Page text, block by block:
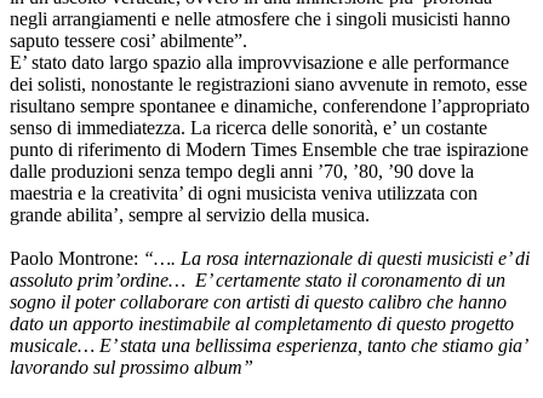
negli arrangiamenti e nelle atmosfere che i singoli musicisti hanno
saputo tessere cosi’ abilmente”.
E’ stato dato largo spazio alla improvvisazione e alle performance
dei solisti, nonostante le registrazioni siano avvenute in remoto, esse
risultano sempre spontanee e dinamiche, conferendone l’appropriato
senso di immediatezza. La ricerca delle sonorità, e’ un costante
punto di riferimento di Modern Times Ensemble che trae ispirazione
dalle produzioni senza tempo degli anni ’70, ’80, ’90 dove la
maestria e la creativita’ di ogni musicista veniva utilizzata con
grande abilita’, sempre al servizio della musica.
Paolo Montrone: “…. La rosa internazionale di questi musicisti e’ di
assoluto prim’ordine… E’ certamente stato il coronamento di un
sogno il poter collaborare con artisti di questo calibro che hanno
dato un apporto inestimabile al completamento di questo progetto
musicale… E’ stata una bellissima esperienza, tanto che stiamo gia’
lavorando sul prossimo album”